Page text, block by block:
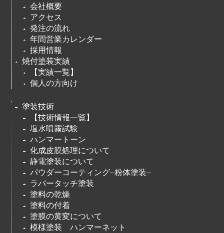
会社概要
アクセス
発注の流れ
年間営業カレンダー
採用情報
焼付塗装実績
【実績一覧】
個人の方向け
塗装技術
【技術情報一覧】
塩水噴霧試験
ハンマートーン
化成皮膜処理について
静電塗装について
パウダーコーティング–粉体塗装–
ラバータッチ塗装
塗料の乾燥
塗料の付着
塗膜の黄変について
模様塗装 ハンマーネット